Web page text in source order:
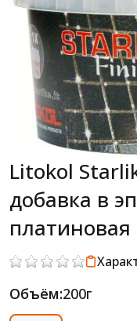
Litokol
добавка в
платиновая
Объём:200г